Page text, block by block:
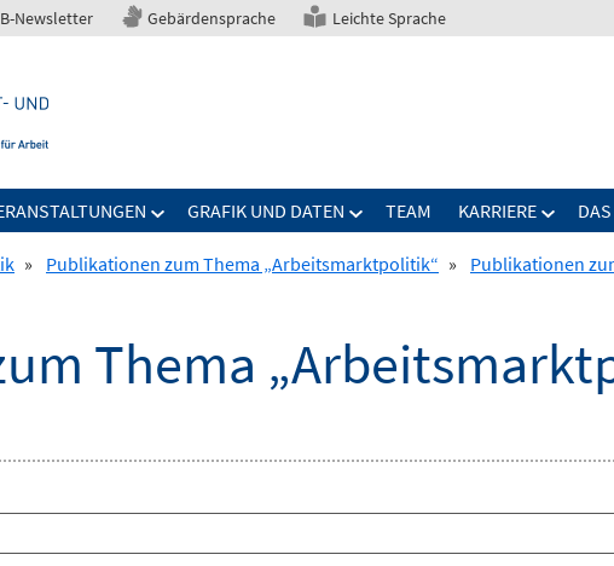
Newsletter Gebärdensprache Leichte Sprache
GRAFIK UND DATEN TEAM KARRIERE
» Publikationen zum Thema „Arbeitsmarktpolitik“ » Publikationen
Thema